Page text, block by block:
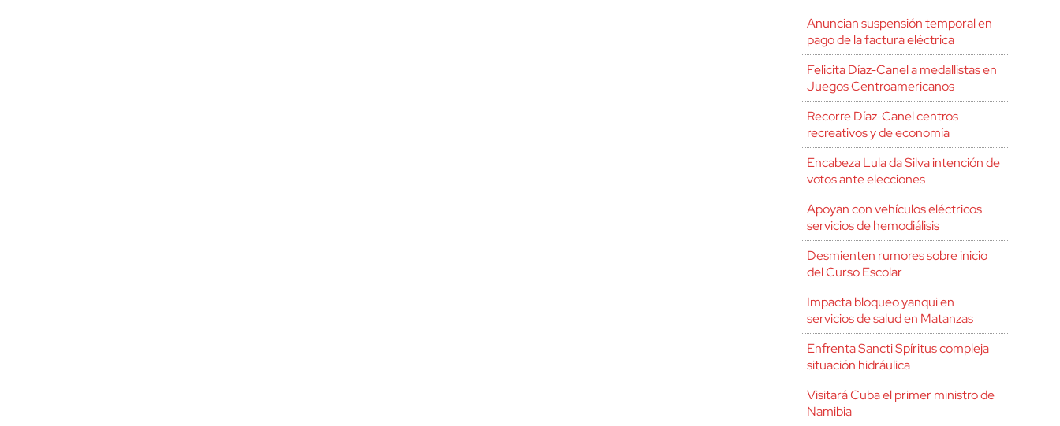
Anuncian suspensión temporal en
pago de la factura eléctrica
Felicita Díaz-Canel a medallistas en
Juegos Centroamericanos
Recorre Díaz-Canel centros
recreativos y de economía
Encabeza Lula da Silva intención de
votos ante elecciones
Apoyan con vehículos eléctricos
servicios de hemodiálisis
Desmienten rumores sobre inicio
del Curso Escolar
Impacta bloqueo yanqui en
servicios de salud en Matanzas
Enfrenta Sancti Spíritus compleja
situación hidráulica
Visitará Cuba el primer ministro de
Namibia